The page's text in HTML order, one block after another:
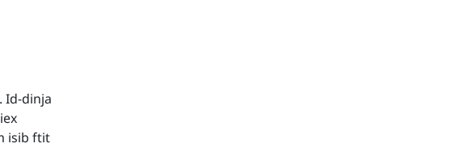
Id-dinja
isib ftit